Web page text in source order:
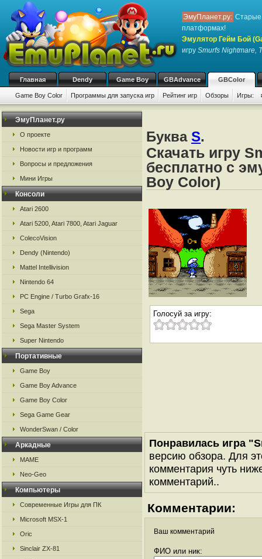
ЭмуПланет.ру: Старые
платформах!
Эмулятор Гейм Бой
игру Smurfs Nightmare,
Главная Dendy Game Boy GBAdvance GBColor
Game Boy Color Программы для запуска игр Рейтинг игр Обзоры Игры:
ЭмуПланет.ру
О проекте
Новости игр и программ
Вопросы и предложения
Мини Игры
Консоли
Atari 2600
Atari 5200, Atari 7800, Atari Jaguar
ColecoVision
Dendy (Nintendo)
Mattel Intellivision
Nintendo 64
PC Engine / Turbo Grafx-16
Sega
Sega Master System
Super Nintendo
Портативные
Game Boy
Game Boy Advance
Game Boy Color
Sega Game Gear
WonderSwan / Color
Аркадные
MAME
Neo-Geo
Компьютеры
Современные Игры для ПК
Microsoft MSX-1
Oric
Sinclair ZX-81
Буква S.
Скачать игру
бесплатно с
Boy Color)
Голосуй за игру:
Понравилась игра
версию обзора. Для
комментария чуть
комментарий..
Комментарии:
Ваш комментарий
ФИО или ник: